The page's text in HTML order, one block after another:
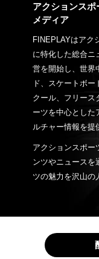
アクションス
メディア
FINEPLAYはアク
に特化した総合ニ
営を開始し、世界
ド、スケートボ
クール、フリース
ーツを中心とした
ルチャー情報を提
アクションスポー
ンツやニュースを
ツの魅力を沢山の